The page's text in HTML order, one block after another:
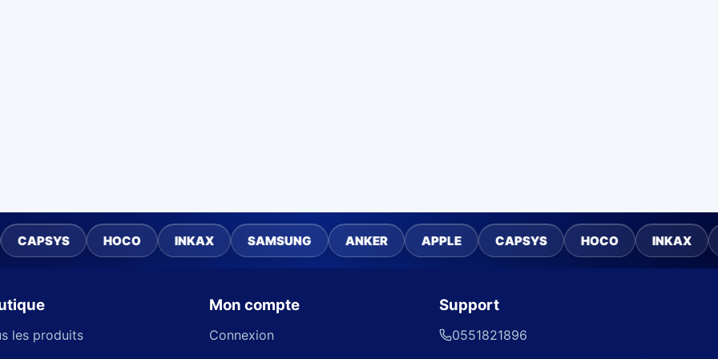
HOCO INKAX SAMSUNG ANKER APPLE CAPSYS HOCO INKAX
les produits
Mon compte
Connexion
Support
0551821896